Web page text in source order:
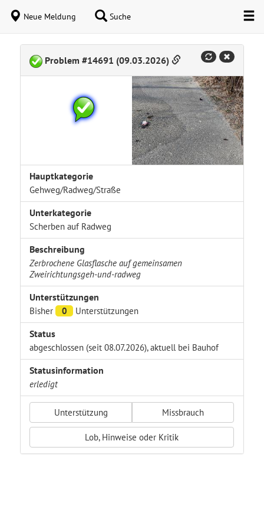
Neue Meldung Suche
Problem #14691 (09.03.2026)
Hauptkategorie
Gehweg/Radweg/Straße
Unterkategorie
Scherben auf Radweg
Beschreibung
Zerbrochene Glasflasche auf gemeinsamen
Zweirichtungsgeh-und-radweg
Unterstützungen
Bisher 0 Unterstützungen
Status
abgeschlossen (seit 08.07.2026), aktuell bei Bauhof
Statusinformation
erledigt
Unterstützung Missbrauch
Lob, Hinweise oder Kritik